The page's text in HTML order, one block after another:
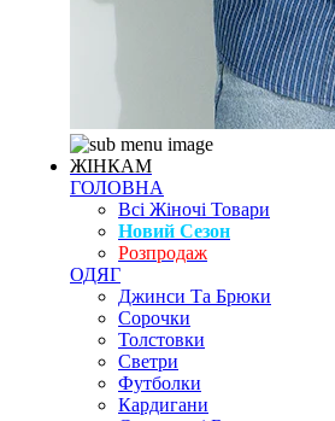
ЖІНКАМ
ГОЛОВНА
Всі Жіночі Товари
Новий Сезон
Розпродаж
ОДЯГ
Джинси Та Брюки
Сорочки
Толстовки
Светри
Футболки
Кардигани